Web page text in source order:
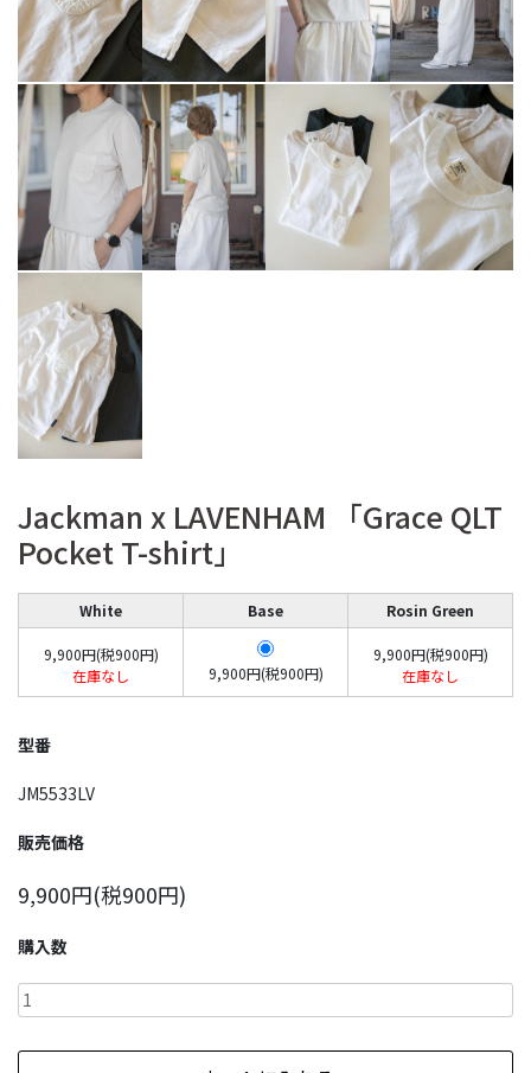
Jackman x LAVENHAM 「Grace QLT
Pocket T-shirt」
White Base Rosin Green
9,900円(税900円)
在庫なし
9,900円(税900円)
9,900円(税900円)
在庫なし
型番
JM5533LV
販売価格
9,900円(税900円)
購入数